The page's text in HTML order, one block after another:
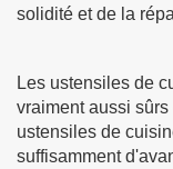
solidité et de la
Les ustensiles de
vraiment aussi
ustensiles de
suffisamment